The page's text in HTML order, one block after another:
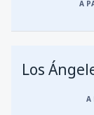
A
Los
A